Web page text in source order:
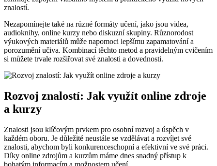
znalostí.
Nezapomínejte také na různé formáty učení, jako jsou videa,
audioknihy, online kurzy nebo diskuzní skupiny. Různorodost
výukových materiálů může napomoci lepšímu zapamatování a
porozumění učiva. Kombinací těchto metod a pravidelným cvičením
si můžete trvale rozšiřovat své znalosti a dovednosti.
Rozvoj znalostí: Jak využít online zdroje
a kurzy
Znalosti jsou klíčovým prvkem pro osobní rozvoj a úspěch v
každém oboru. Je důležité neustále se vzdělávat a rozvíjet své
znalosti, abychom byli konkurenceschopní a efektivní ve své práci.
Díky online zdrojům a kurzům máme dnes snadný přístup k
bohatým informacím a možnostem učení.